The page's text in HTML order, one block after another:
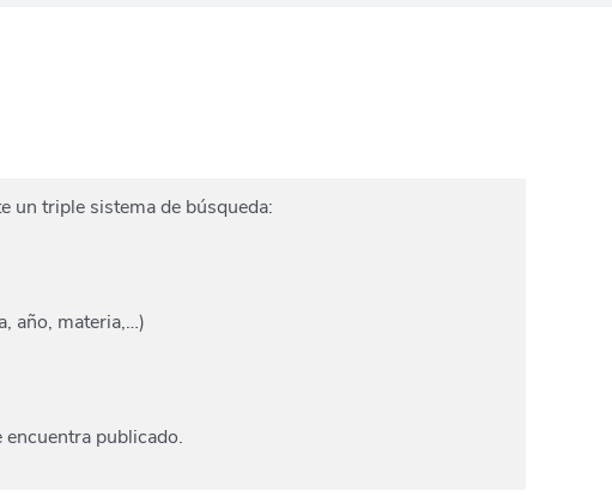
un triple sistema de búsqueda:
año, materia,…)
encuentra publicado.